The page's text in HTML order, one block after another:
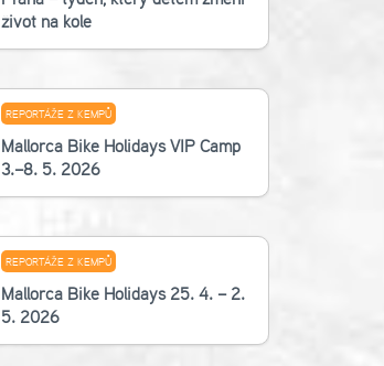
život na kole
REPORTÁŽE Z KEMPŮ
Mallorca Bike Holidays VIP Camp
3.–8. 5. 2026
REPORTÁŽE Z KEMPŮ
Mallorca Bike Holidays 25. 4. – 2.
5. 2026